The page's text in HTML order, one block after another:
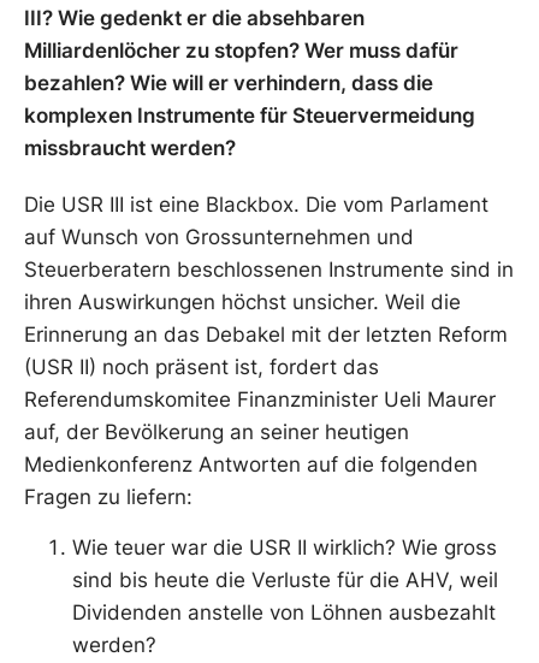
III? Wie gedenkt er die absehbaren
Milliardenlöcher zu stopfen? Wer muss dafür
bezahlen? Wie will er verhindern, dass die
komplexen Instrumente für Steuervermeidung
missbraucht werden?
Die USR III ist eine Blackbox. Die vom Parlament
auf Wunsch von Grossunternehmen und
Steuerberatern beschlossenen Instrumente sind in
ihren Auswirkungen höchst unsicher. Weil die
Erinnerung an das Debakel mit der letzten Reform
(USR II) noch präsent ist, fordert das
Referendumskomitee Finanzminister Ueli Maurer
auf, der Bevölkerung an seiner heutigen
Medienkonferenz Antworten auf die folgenden
Fragen zu liefern:
Wie teuer war die USR II wirklich? Wie gross
sind bis heute die Verluste für die AHV, weil
Dividenden anstelle von Löhnen ausbezahlt
werden?